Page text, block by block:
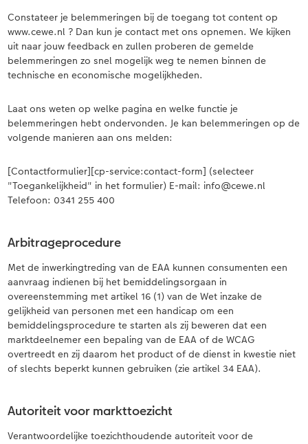
Constateer je belemmeringen bij de toegang tot content op
www.cewe.nl ? Dan kun je contact met ons opnemen. We kijken
uit naar jouw feedback en zullen proberen de gemelde
belemmeringen zo snel mogelijk weg te nemen binnen de
technische en economische mogelijkheden.
Laat ons weten op welke pagina en welke functie je
belemmeringen hebt ondervonden. Je kan belemmeringen op de
volgende manieren aan ons melden:
[Contactformulier][cp-service:contact-form] (selecteer
"Toegankelijkheid" in het formulier) E-mail: info@cewe.nl
Telefoon: 0341 255 400
Arbitrageprocedure
Met de inwerkingtreding van de EAA kunnen consumenten een
aanvraag indienen bij het bemiddelingsorgaan in
overeenstemming met artikel 16 (1) van de Wet inzake de
gelijkheid van personen met een handicap om een
bemiddelingsprocedure te starten als zij beweren dat een
marktdeelnemer een bepaling van de EAA of de WCAG
overtreedt en zij daarom het product of de dienst in kwestie niet
of slechts beperkt kunnen gebruiken (zie artikel 34 EAA).
Autoriteit voor markttoezicht
Verantwoordelijke toezichthoudende autoriteit voor de